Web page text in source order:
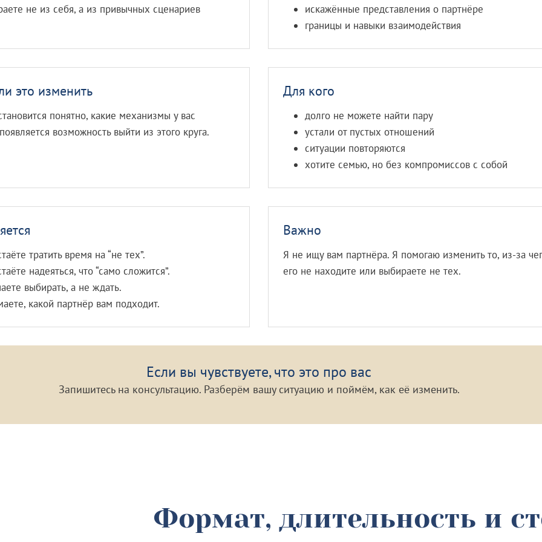
не из себя, а из привычных сценариев
искажённые представления о партнёре
границы и навыки взаимодействия
это изменить
понятно, какие механизмы у вас
возможность выйти из этого круга.
Для кого
долго не можете найти пару
устали от пустых отношений
ситуации повторяются
хотите семью, но без компромиссов с собой
тратить время на “не тех”.
надеяться, что “само сложится”.
выбирать, а не ждать.
какой партнёр вам подходит.
Важно
Я не ищу вам партнёра. Я помогаю изменить то, из-за
его не находите или выбираете не тех.
Если вы чувствуете, что это про вас
Запишитесь на консультацию. Разберём вашу ситуацию и поймём, как её изменить.
Формат, длительность и